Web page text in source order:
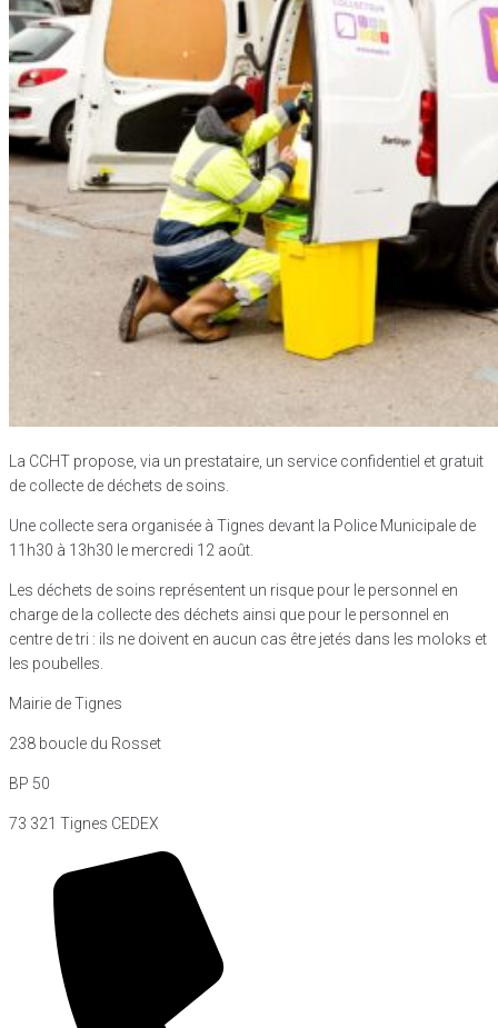
La CCHT propose, via un prestataire, un service confidentiel et gratuit
de collecte de déchets de soins.
Une collecte sera organisée à Tignes devant la Police Municipale de
11h30 à 13h30 le mercredi 12 août.
Les déchets de soins représentent un risque pour le personnel en
charge de la collecte des déchets ainsi que pour le personnel en
centre de tri : ils ne doivent en aucun cas être jetés dans les moloks et
les poubelles.
Mairie de Tignes
238 boucle du Rosset
BP 50
73 321 Tignes CEDEX